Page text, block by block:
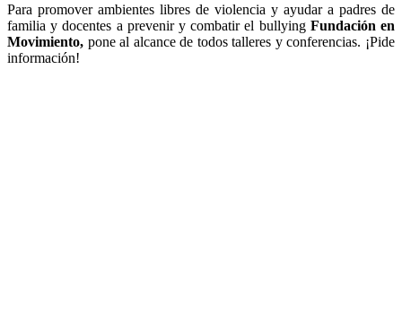
Para promover ambientes libres de violencia y ayudar a padres de
familia y docentes a prevenir y combatir el bullying Fundación en
Movimiento, pone al alcance de todos talleres y conferencias. ¡Pide
información!